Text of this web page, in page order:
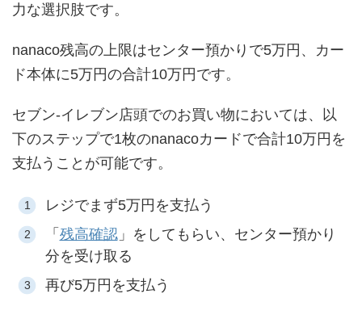
力な選択肢です。
nanaco残高の上限はセンター預かりで5万円、カー
ド本体に5万円の合計10万円です。
セブン-イレブン店頭でのお買い物においては、以
下のステップで1枚のnanacoカードで合計10万円を
支払うことが可能です。
レジでまず5万円を支払う
「 残高確認」をしてもらい、センター預かり
分を受け取る
再び5万円を支払う